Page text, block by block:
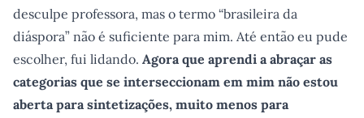
desculpe professora, mas o termo “brasileira da
diáspora” não é suficiente para mim. Até então eu pude
escolher, fui lidando. Agora que aprendi a abraçar as
categorias que se interseccionam em mim não estou
aberta para sintetizações, muito menos para